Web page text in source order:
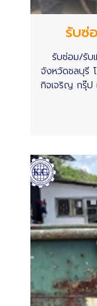
รับซ่
รับซ่อม/รับ
จังหวัดชลบุรี
กิจเจริญ กรุ๊
รวมถึงในพื้